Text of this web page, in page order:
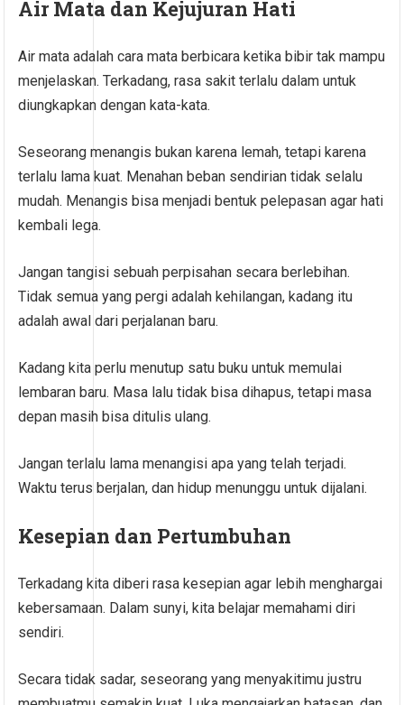
Air Mata dan Kejujuran Hati
Air mata adalah cara mata berbicara ketika bibir tak mampu
menjelaskan. Terkadang, rasa sakit terlalu dalam untuk
diungkapkan dengan kata-kata.
Seseorang menangis bukan karena lemah, tetapi karena
terlalu lama kuat. Menahan beban sendirian tidak selalu
mudah. Menangis bisa menjadi bentuk pelepasan agar hati
kembali lega.
Jangan tangisi sebuah perpisahan secara berlebihan.
Tidak semua yang pergi adalah kehilangan, kadang itu
adalah awal dari perjalanan baru.
Kadang kita perlu menutup satu buku untuk memulai
lembaran baru. Masa lalu tidak bisa dihapus, tetapi masa
depan masih bisa ditulis ulang.
Jangan terlalu lama menangisi apa yang telah terjadi.
Waktu terus berjalan, dan hidup menunggu untuk dijalani.
Kesepian dan Pertumbuhan
Terkadang kita diberi rasa kesepian agar lebih menghargai
kebersamaan. Dalam sunyi, kita belajar memahami diri
sendiri.
Secara tidak sadar, seseorang yang menyakitimu justru